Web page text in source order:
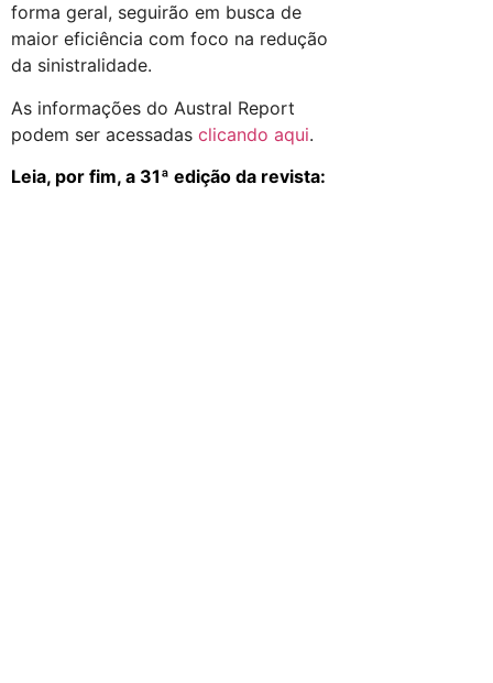
forma geral, seguirão em busca de
maior eficiência com foco na redução
da sinistralidade.
As informações do Austral Report
podem ser acessadas clicando aqui.
Leia, por fim, a 31ª edição da revista: